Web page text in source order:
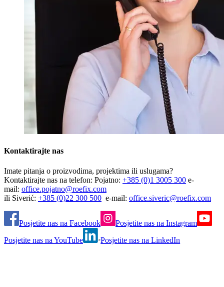
Kontaktirajte nas
Imate pitanja o proizvodima, projektima ili uslugama?
Kontaktirajte nas na telefon: Pojatno: +385 (0)1 3005 300 e-
mail: office.pojatno@roefix.com
ili Siverić: +385 (0)22 300 500 e-mail: office.siveric@roefix.com
Posjetite nas na Facebook
Posjetite nas na Instagram
Posjetite nas na YouTube
Posjetite nas na LinkedIn